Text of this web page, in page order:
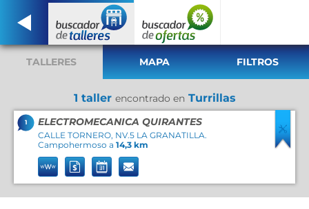
TALLERES MAPA FILTROS
1 taller encontrado en Turrillas
1 ELECTROMECANICA QUIRANTES
CALLE TORNERO, NV.5 LA GRANATILLA.
Campohermoso a 14,3 km